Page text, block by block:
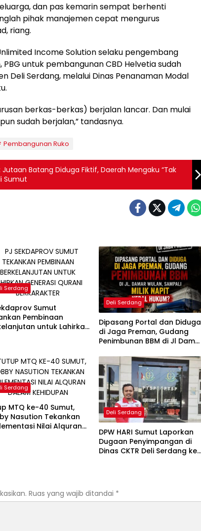
dan pas kemarin sempat berhenti
pihak manajemen cepat mengurus
riang.
Income Solution selaku pengembang
untuk pembangunan CBD Helvetia sudah
Deli Serdang, melalui Dinas Penanaman Modal
berkas-berkas) berjalan lancar. Dan mulai
sudah berjalan,” tandasnya.
Pembangunan Ruko
Jutaan Batang Diduga Fiktif, Daerah Mengaku “Tak
Sumut
Serdang
Sumut
Pembinaan
untuk Lahirkan
Deli Serdang
Dipasang Portal dan Diduga
di Jaga Preman, Gudang
Penimbunan BBM di Jl Damar
dan Dugong Kebal Hukum
Serdang
MTQ ke-40 Sumut,
Nasution Tekankan
Nilai Alquran
Deli Serdang
DPW HARI Sumut Laporkan
Dugaan Penyimpangan di
Dinas CKTR Deli Serdang ke
Ruas yang wajib ditandai *